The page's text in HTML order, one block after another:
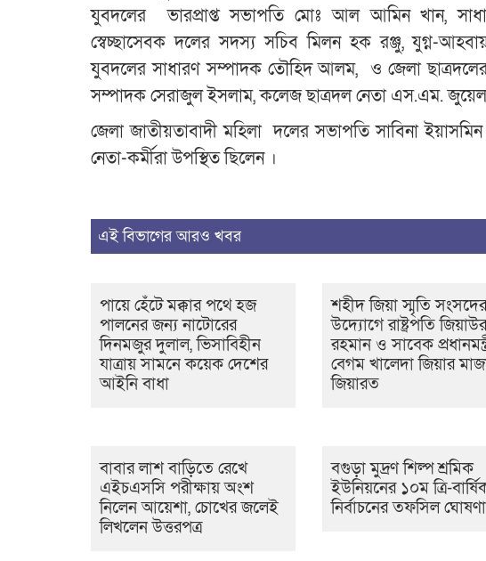
যুবদলের ভারপ্রাপ্ত সভাপতি মোঃ আল আমিন খান,
স্বেচ্ছাসেবক দলের সদস্য সচিব মিলন হক রঞ্জু, যুগ্ন-
যুবদলের সাধারণ সম্পাদক তৌহিদ আলম, ও জেলা
সম্পাদক সেরাজুল ইসলাম, কলেজ ছাত্রদল নেতা এস.এম. জুয়েল
জেলা জাতীয়তাবাদী মহিলা দলের সভাপতি সাবিনা
নেতা-কর্মীরা উপস্থিত ছিলেন ।
এই বিভাগের আরও খবর
পায়ে হেঁটে মক্কার পথে হজ
পালনের জন্য নাটোরের
দিনমজুর দুলাল, ভিসাবিহীন
যাত্রায় সামনে কয়েক দেশের
আইনি বাধা
শহীদ জিয়া স্মৃতি সংসদের
উদ্যোগে রাষ্ট্রপতি জিয়াউর
রহমান ও সাবেক
বেগম খালেদা জিয়ার
জিয়ারত
বাবার লাশ বাড়িতে রেখে
এইচএসসি পরীক্ষায় অংশ
নিলেন আয়েশা, চোখের জলেই
লিখলেন উত্তরপত্র
বগুড়া মুদ্রণ শিল্প শ্রমিক
ইউনিয়নের ১০ম ত্রি-
নির্বাচনের তফসিল ঘোষণা